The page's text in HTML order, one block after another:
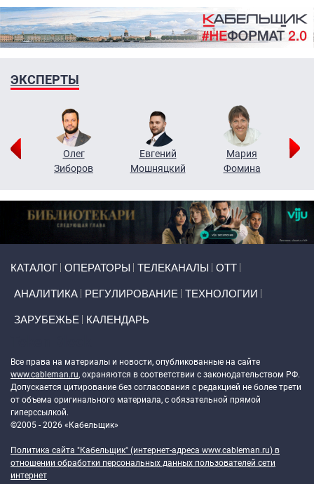
ЭКСПЕРТЫ
Олег
Зиборов
Евгений
Мошняцкий
Мария
Фомина
КАТАЛОГ ОПЕРАТОРЫ ТЕЛЕКАНАЛЫ ОТТ
АНАЛИТИКА РЕГУЛИРОВАНИЕ ТЕХНОЛОГИИ
ЗАРУБЕЖЬЕ КАЛЕНДАРЬ
Все права на материалы и новости, опубликованные на сайте
www.cableman.ru, охраняются в соответствии с законодательством РФ.
Допускается цитирование без согласования с редакцией не более трети
от объема оригинального материала, с обязательной прямой
гиперссылкой.
©2005 - 2026 «Кабельщик»
Политика сайта "Кабельщик" (интернет-адреса www.cableman.ru) в
отношении обработки персональных данных пользователей сети
интернет